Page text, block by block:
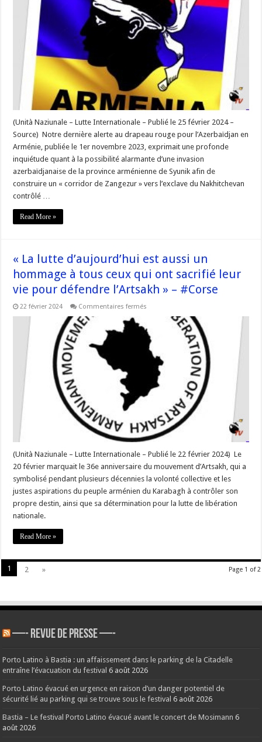
l’Azerbaïdjan
contre
l’Arménie »
–
#Corse
(Unità Naziunale – Lutte Internationale – Publié le 25 février 2024 –
Source) Notre dernière alerte au drapeau rouge pour l’Azerbaïdjan en
Arménie, publiée le 1er novembre 2023, exprimait une profonde
inquiétude quant à la possibilité alarmante d’une invasion
azerbaïdjanaise de la province arménienne de Syunik afin de
construire un « corridor de Zangezur » vers l’exclave du Nakhitchevan
contrôlé …
Read More »
« La lutte d’aujourd’hui est aussi un
hommage à tous ceux qui ont sacrifié leur
vie pour défendre l’Artsakh » – #Corse
22 février 2024 Commentaires fermés
d’aujourd’hui
est
aussi
un
hommage
tous
ceux
qui
ont
vie
pour
défendre
l’Artsakh »
–
#Corse
(Unità Naziunale – Lutte Internationale – Publié le 22 février 2024) Le
20 février marquait le 36e anniversaire du mouvement d’Artsakh, qui a
symbolisé pendant plusieurs décennies la volonté collective et les
justes aspirations du peuple arménien du Karabagh à contrôler son
propre destin, ainsi que sa détermination pour la lutte de libération
nationale.
Read More »
Page 1 of 2
1 2 »
—- REVUE DE PRESSE —-
Porto Latino à Bastia : un affaissement dans le parking de la Citadelle
entraîne l’évacuation du festival 6 août 2026
Porto Latino évacué en urgence en raison d’un danger potentiel de
sécurité lié au parking qui se trouve sous le festival 6 août 2026
Bastia – Le festival Porto Latino évacué avant le concert de Mosimann 6
août 2026